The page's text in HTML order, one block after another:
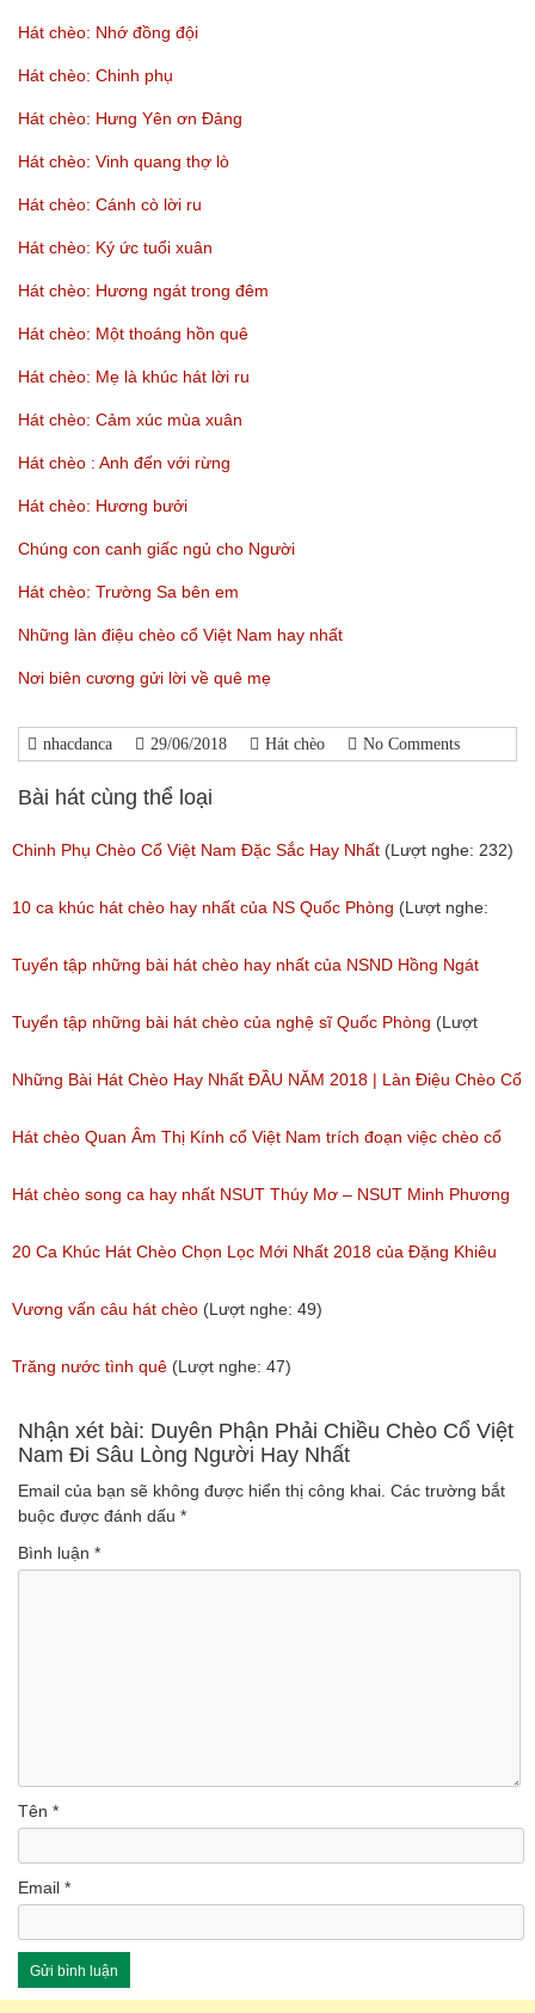
Hát chèo: Nhớ đồng đội
Hát chèo: Chinh phụ
Hát chèo: Hưng Yên ơn Đảng
Hát chèo: Vinh quang thợ lò
Hát chèo: Cánh cò lời ru
Hát chèo: Ký ức tuổi xuân
Hát chèo: Hương ngát trong đêm
Hát chèo: Một thoáng hồn quê
Hát chèo: Mẹ là khúc hát lời ru
Hát chèo: Cảm xúc mùa xuân
Hát chèo : Anh đến với rừng
Hát chèo: Hương bưởi
Chúng con canh giấc ngủ cho Người
Hát chèo: Trường Sa bên em
Những làn điệu chèo cổ Việt Nam hay nhất
Nơi biên cương gửi lời về quê mẹ
nhacdanca 29/06/2018 Hát chèo No Comments
Bài hát cùng thể loại
Chinh Phụ Chèo Cổ Việt Nam Đặc Sắc Hay Nhất (Lượt nghe: 232)
10 ca khúc hát chèo hay nhất của NS Quốc Phòng (Lượt nghe:
1,371)
Tuyển tập những bài hát chèo hay nhất của NSND Hồng Ngát
(Lượt nghe: 777)
Tuyển tập những bài hát chèo của nghệ sĩ Quốc Phòng (Lượt
nghe: 2,002)
Những Bài Hát Chèo Hay Nhất ĐẦU NĂM 2018 | Làn Điệu Chèo Cổ
Ngọt Ngào Như Ru Lòng Người
(Lượt nghe: 172)
Hát chèo Quan Âm Thị Kính cổ Việt Nam trích đoạn việc chèo cổ
Việt Nam đặc sắc nhất
(Lượt nghe: 81)
Hát chèo song ca hay nhất NSUT Thúy Mơ – NSUT Minh Phương
(Lượt nghe: 189)
20 Ca Khúc Hát Chèo Chọn Lọc Mới Nhất 2018 của Đặng Khiêu
(Lượt nghe: 105)
Vương vấn câu hát chèo (Lượt nghe: 49)
Trăng nước tình quê (Lượt nghe: 47)
Nhận xét bài: Duyên Phận Phải Chiều Chèo Cổ Việt
Nam Đi Sâu Lòng Người Hay Nhất
Email của bạn sẽ không được hiển thị công khai. Các trường bắt
buộc được đánh dấu *
Bình luận *
Tên *
Email *